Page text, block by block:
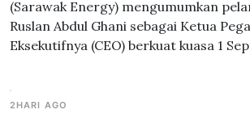
(Sarawak Energy) mengumumkan
Ruslan Abdul Ghani sebagai Ketua
Eksekutifnya (CEO) berkuat kuasa 1
2HARI AGO